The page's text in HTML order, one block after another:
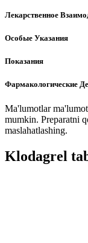
Лекарственное
Особые Указания
Показания
Фармакологические
Ma'lumotlar
mumkin. Preparatni
maslahatlashing.
Klodagrel